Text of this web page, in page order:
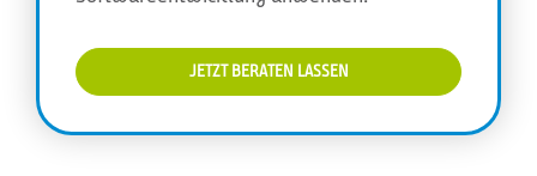
JETZT BERATEN LASSEN